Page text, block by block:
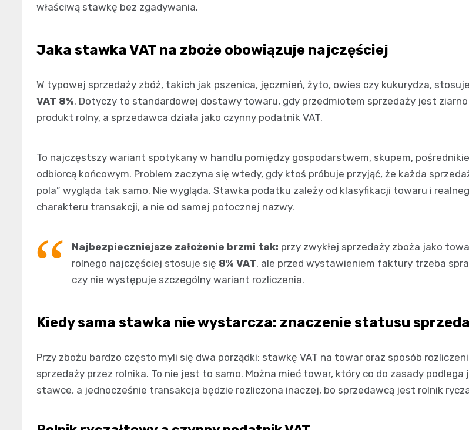
właściwą stawkę bez zgadywania.
Jaka stawka VAT na zboże obowiązuje najczęściej
W typowej sprzedaży zbóż, takich jak pszenica, jęczmień, żyto, owies czy kukurydza,
VAT 8%. Dotyczy to standardowej dostawy towaru, gdy przedmiotem sprzedaży jest
produkt rolny, a sprzedawca działa jako czynny podatnik VAT.
To najczęstszy wariant spotykany w handlu pomiędzy gospodarstwem, skupem,
odbiorcą końcowym. Problem zaczyna się wtedy, gdy ktoś próbuje przyjąć, że każda
pola” wygląda tak samo. Nie wygląda. Stawka podatku zależy od klasyfikacji towaru i
charakteru transakcji, a nie od samej potocznej nazwy.
Najbezpieczniejsze założenie brzmi tak: przy zwykłej sprzedaży zboża jako
rolnego najczęściej stosuje się 8% VAT, ale przed wystawieniem faktury trzeba
czy nie występuje szczególny wariant rozliczenia.
Kiedy sama stawka nie wystarcza: znaczenie statusu
Przy zbożu bardzo często myli się dwa porządki: stawkę VAT na towar oraz sposób
sprzedaży przez rolnika. To nie jest to samo. Można mieć towar, który co do zasady podlega
stawce, a jednocześnie transakcja będzie rozliczona inaczej, bo sprzedawcą jest rolnik